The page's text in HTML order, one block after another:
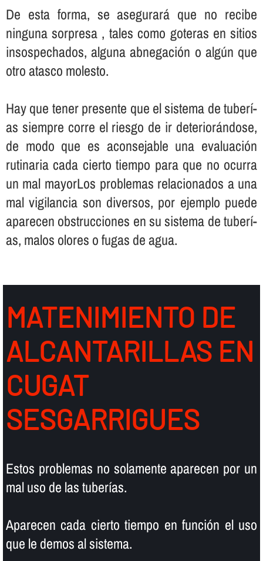
De esta forma, se asegurará que no recibe
ninguna sorpresa , tales como goteras en sitios
insospechados, alguna abnegación o algún que
otro atasco molesto.
Hay que tener presente que el sistema de tuberí­
as siempre corre el riesgo de ir deteriorándose,
de modo que es aconsejable una evaluación
rutinaria cada cierto tiempo para que no ocurra
un mal mayorLos problemas relacionados a una
mal vigilancia son diversos, por ejemplo puede
aparecen obstrucciones en su sistema de tuberí­
as, malos olores o fugas de agua.
MATENIMIENTO DE
ALCANTARILLAS EN
CUGAT
SESGARRIGUES
Estos problemas no solamente aparecen por un
mal uso de las tuberí­as.
Aparecen cada cierto tiempo en función el uso
que le demos al sistema.